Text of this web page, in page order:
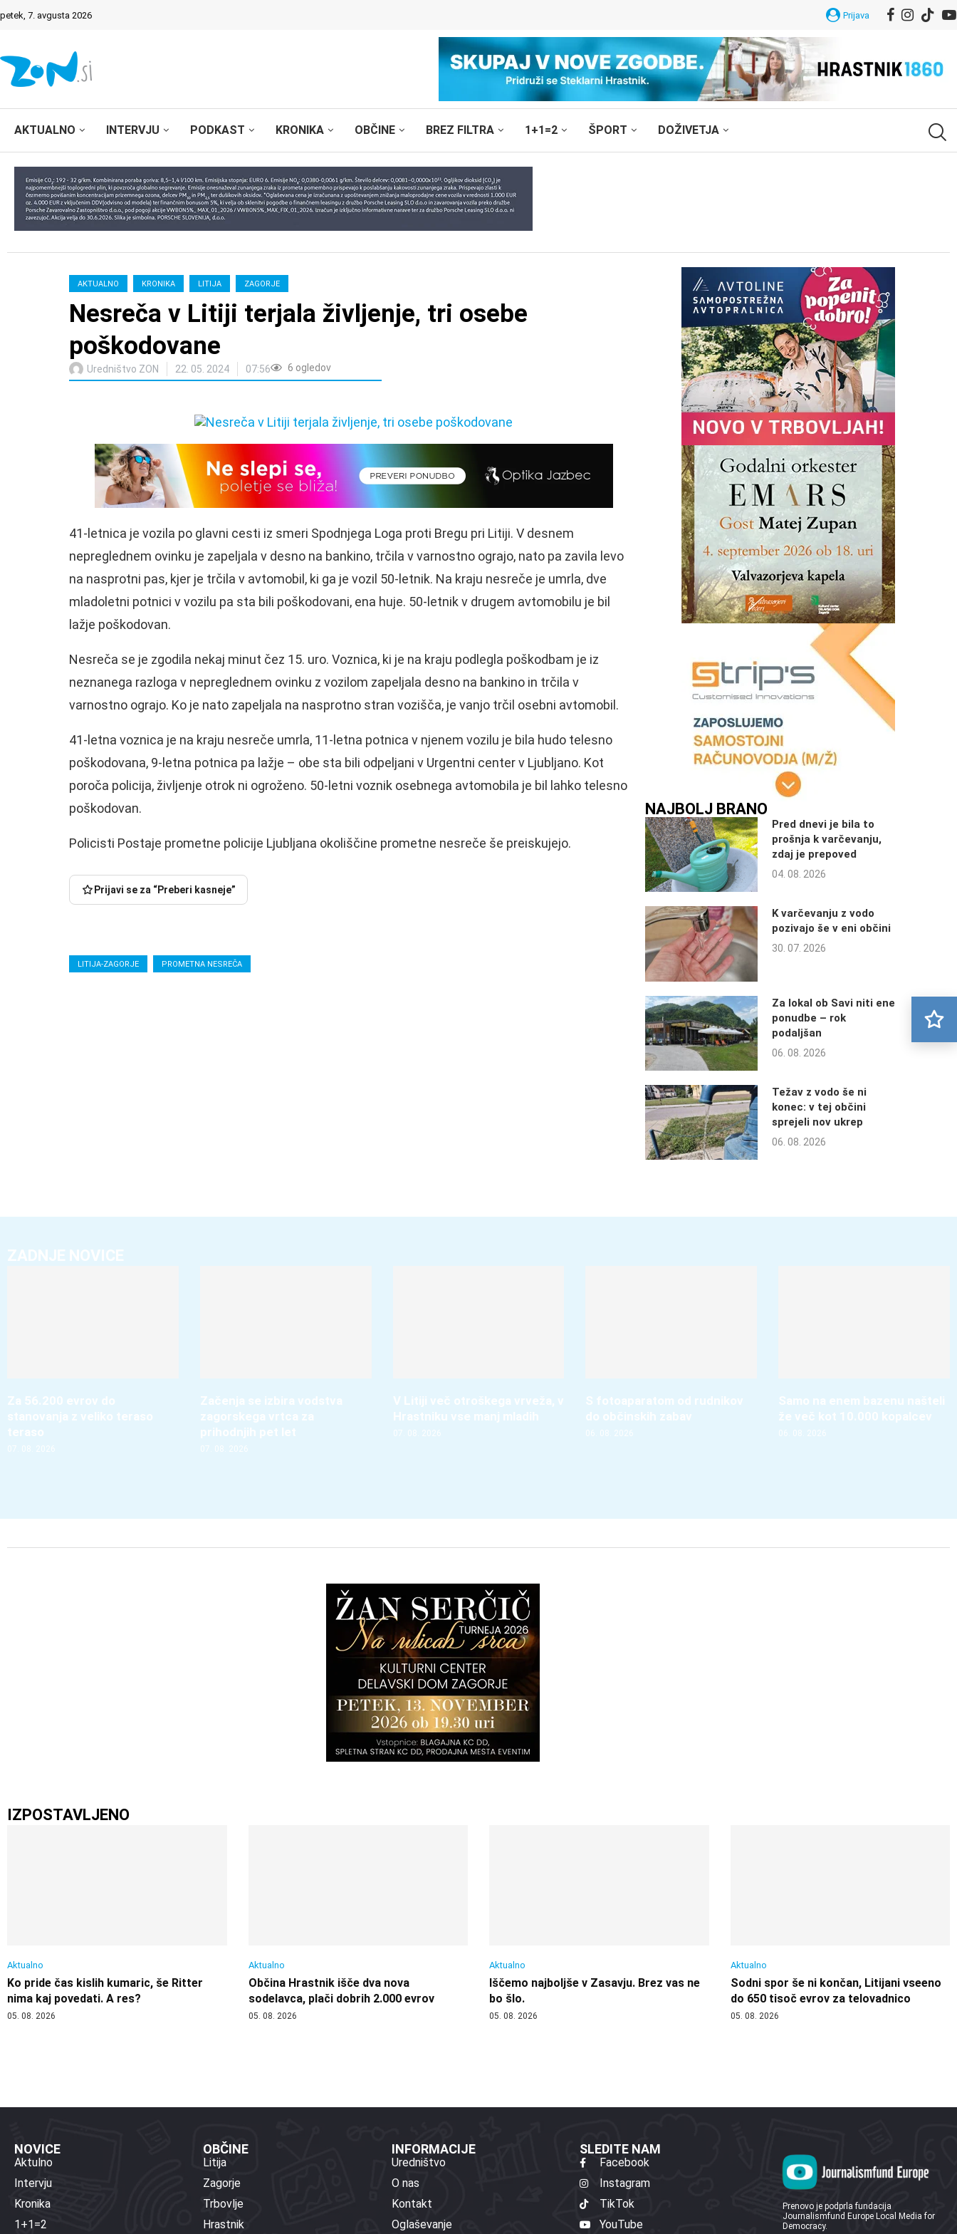
petek, 7. avgusta 2026 Prijava
AKTUALNO INTERVJU PODKAST KRONIKA OBČINE BREZ FILTRA 1+1=2 ŠPORT DOŽIVETJA
AKTUALNO KRONIKA LITIJA ZAGORJE
Nesreča v Litiji terjala življenje, tri osebe
poškodovane
Uredništvo ZON 22. 05. 2024 07:56 6 ogledov
41-letnica je vozila po glavni cesti iz smeri Spodnjega Loga proti Bregu pri Litiji. V desnem
nepreglednem ovinku je zapeljala v desno na bankino, trčila v varnostno ograjo, nato pa zavila levo
na nasprotni pas, kjer je trčila v avtomobil, ki ga je vozil 50-letnik. Na kraju nesreče je umrla, dve
mladoletni potnici v vozilu pa sta bili poškodovani, ena huje. 50-letnik v drugem avtomobilu je bil
lažje poškodovan.
Nesreča se je zgodila nekaj minut čez 15. uro. Voznica, ki je na kraju podlegla poškodbam je iz
neznanega razloga v nepreglednem ovinku z vozilom zapeljala desno na bankino in trčila v
varnostno ograjo. Ko je nato zapeljala na nasprotno stran vozišča, je vanjo trčil osebni avtomobil.
41-letna voznica je na kraju nesreče umrla, 11-letna potnica v njenem vozilu je bila hudo telesno
poškodovana, 9-letna potnica pa lažje – obe sta bili odpeljani v Urgentni center v Ljubljano. Kot
poroča policija, življenje otrok ni ogroženo. 50-letni voznik osebnega avtomobila je bil lahko telesno
poškodovan.
Policisti Postaje prometne policije Ljubljana okoliščine prometne nesreče še preiskujejo.
Prijavi se za “Preberi kasneje”
LITIJA-ZAGORJE PROMETNA NESREČA
NAJBOLJ BRANO
Pred dnevi je bila to
prošnja k varčevanju,
zdaj je prepoved
04. 08. 2026
K varčevanju z vodo
pozivajo še v eni občini
30. 07. 2026
Za lokal ob Savi niti ene
ponudbe – rok
podaljšan
06. 08. 2026
Težav z vodo še ni
konec: v tej občini
sprejeli nov ukrep
06. 08. 2026
ZADNJE NOVICE
Za 56.200 evrov do
stanovanja z veliko teraso
teraso
07. 08. 2026
Začenja se izbira vodstva
zagorskega vrtca za
prihodnjih pet let
07. 08. 2026
V Litiji več otroškega vrveža, v
Hrastniku vse manj mladih
07. 08. 2026
S fotoaparatom od rudnikov
do občinskih zabav
06. 08. 2026
Samo na enem bazenu našteli
že več kot 10.000 kopalcev
06. 08. 2026
IZPOSTAVLJENO
Aktualno
Ko pride čas kislih kumaric, še Ritter
nima kaj povedati. A res?
05. 08. 2026
Aktualno
Občina Hrastnik išče dva nova
sodelavca, plači dobrih 2.000 evrov
05. 08. 2026
Aktualno
Iščemo najboljše v Zasavju. Brez vas ne
bo šlo.
05. 08. 2026
Aktualno
Sodni spor še ni končan, Litijani vseeno
do 650 tisoč evrov za telovadnico
05. 08. 2026
NOVICE
Aktulno
Intervju
Kronika
1+1=2
OBČINE
Litija
Zagorje
Trbovlje
Hrastnik
INFORMACIJE
Uredništvo
O nas
Kontakt
Oglaševanje
SLEDITE NAM
Facebook
Instagram
TikTok
YouTube
Prenovo je podprla fundacija
Journalismfund Europe Local Media for
Democracy.